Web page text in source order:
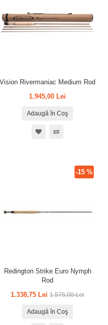
Vision Rivermaniac Medium Rod
1.945,00 Lei
Adaugă în Coş
Redington Strike Euro Nymph
Rod
1.338,75 Lei 1.575,00 Lei
-15 %
Adaugă în Coş